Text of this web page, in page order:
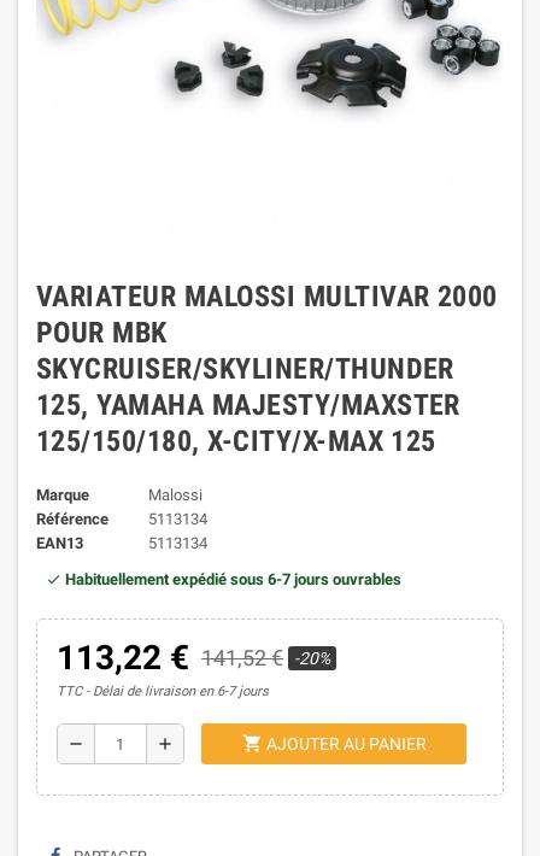
VARIATEUR MALOSSI MULTIVAR 2000
POUR MBK
SKYCRUISER/SKYLINER/THUNDER
125, YAMAHA MAJESTY/MAXSTER
125/150/180, X-CITY/X-MAX 125
Marque
Malossi
Référence
5113134
EAN13
5113134
Habituellement expédié sous 6-7 jours ouvrables
113,22 € 141,52 € -20%
TTC Délai de livraison en 6-7 jours
remove add shopping_cart AJOUTER AU PANIER